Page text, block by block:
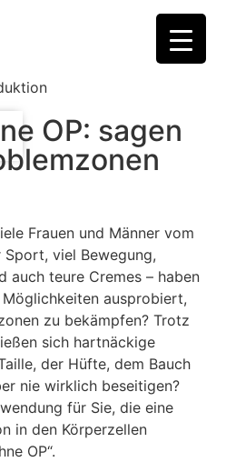
OP: sagen
Frauen und Männer vom
viel Bewegung,
auch teure Cremes – haben
ausprobiert,
zu bekämpfen? Trotz
sich hartnäckige
der Hüfte, dem Bauch
nie wirklich beseitigen?
für Sie, die eine
in den Körperzellen
OP“.